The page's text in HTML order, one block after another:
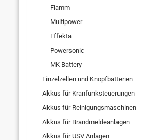
Fiamm
Multipower
Effekta
Powersonic
MK Battery
Einzelzellen und Knopfbatterien
Akkus für Kranfunksteuerungen
Akkus für Reinigungsmaschinen
Akkus für Brandmeldeanlagen
Akkus für USV Anlagen